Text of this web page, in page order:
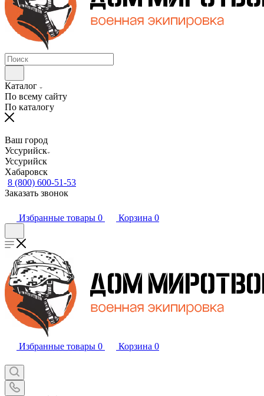
Каталог
По всему сайту
По каталогу
Ваш город
Уссурийск
Уссурийск
Хабаровск
8 (800) 600-51-53
Заказать звонок
Избранные товары 0 Корзина 0
Избранные товары 0 Корзина 0